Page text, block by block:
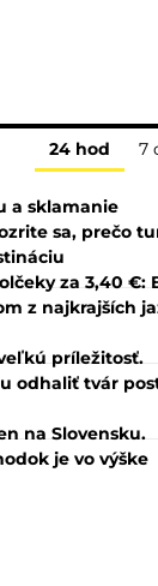
24 hod 7
a sklamanie
sa, prečo
za 3,40 €:
z najkrajších
príležitosť.
odhaliť tvár
na Slovensku.
je vo výške